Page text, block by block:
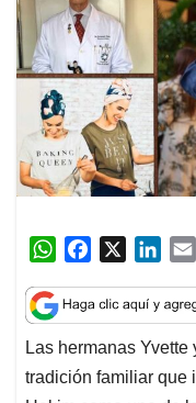
W
a
t
s
A
c
e
b
o
n
k
e
d
Las hermanas
tradición familiar que